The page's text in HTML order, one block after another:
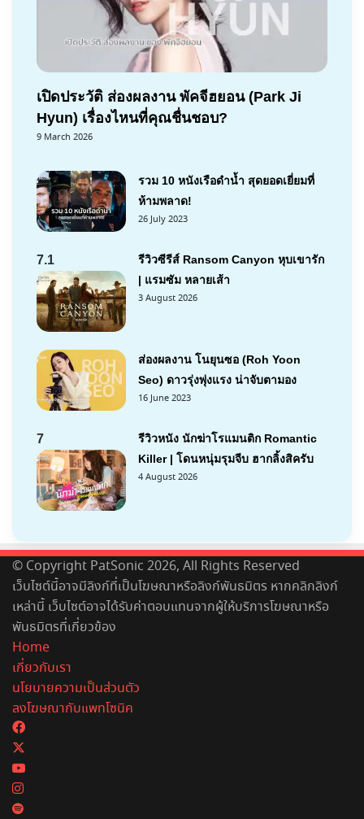
เปิดประวัติ ส่องผลงาน พัคจีฮยอน (Park Ji
Hyun) เรื่องไหนที่คุณชื่นชอบ?
9 March 2026
รวม 10 หนังเรือดำน้ำ สุดยอดเยี่ยมที่
ห้ามพลาด!
26 July 2023
7.1
รีวิวซีรีส์ Ransom Canyon หุบเขารัก
| แรมซัม หลายเส้า
3 August 2026
ส่องผลงาน โนยุนซอ (Roh Yoon
Seo) ดาวรุ่งพุ่งแรง น่าจับตามอง
16 June 2023
7
รีวิวหนัง นักฆ่าโรแมนติก Romantic
Killer | โดนหนุ่มรุมจีบ ฮากลิ้งสิครับ
4 August 2026
© Copyright PatSonic 2026, All Rights Reserved
เว็บไซต์นี้อาจมีลิงก์ที่เป็นโฆษณาหรือลิงก์พันธมิตร หากคลิกลิงก์
เหล่านี้ เว็บไซต์อาจได้รับค่าตอบแทนจากผู้ให้บริการโฆษณาหรือ
พันธมิตรที่เกี่ยวข้อง
Home
เกี่ยวกับเรา
นโยบายความเป็นส่วนตัว
ลงโฆษณากับแพทโซนิค